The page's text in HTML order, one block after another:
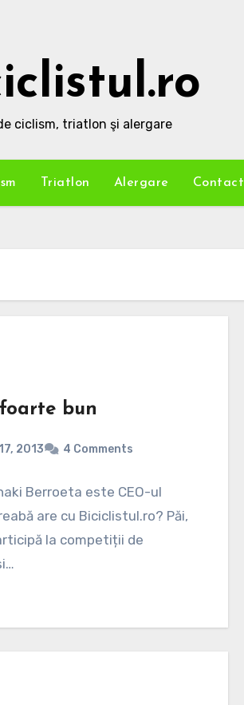
ciclism, triatlon şi alergare
Triatlon Alergare Contact
bun
2013 4 Comments
Berroeta este CEO-ul
are cu Biciclistul.ro? Păi,
la competiții de